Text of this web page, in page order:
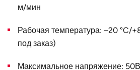
м/мин
Рабочая температура: –20 °C/
под заказ)
Максимальное напряжение: 50В